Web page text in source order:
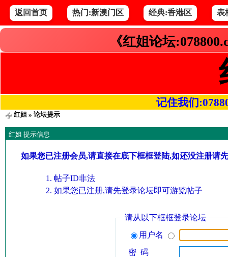
返回首页 热门:新澳门区 经典:香港区 表
《红姐论坛
记住我们
红姐» 论坛提示
红姐 提示信息
如果您已注册会员,请直接在底下框框登陆,如还没注册请
帖子ID非法
如果您已注册,请先登录论坛即可游览帖子
请从以下框框登录论坛
用户名
密 码